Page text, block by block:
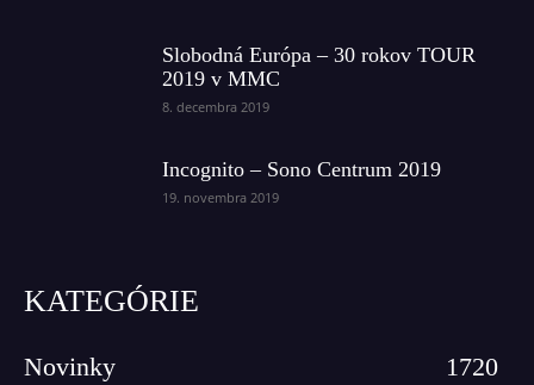
Slobodná Európa – 30 rokov TOUR
2019 v MMC
8. decembra 2019
Incognito – Sono Centrum 2019
19. novembra 2019
KATEGÓRIE
Novinky
1720